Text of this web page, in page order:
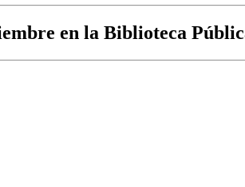
en la Biblioteca